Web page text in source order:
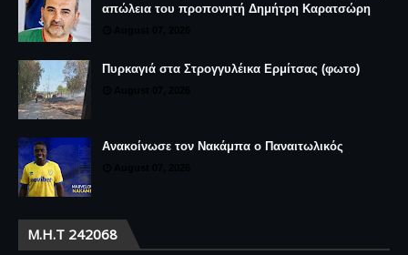
απώλεια του προπονητή Δημήτρη Καρατσώρη
Πυρκαγιά στα Στρογγυλέικα Ερμίτσας (φωτο)
Ανακοίνωσε τον Νακάμπα ο Παναιτωλικός
Μ.Η.Τ 242068